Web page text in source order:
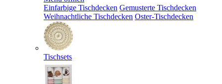
Einfarbige Tischdecken Gemusterte Tischdecken
Weihnachtliche Tischdecken Oster-Tischdecken
Tischsets